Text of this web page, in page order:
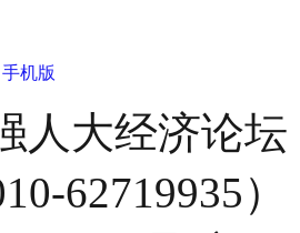
手机版
人大经济论
62719935）